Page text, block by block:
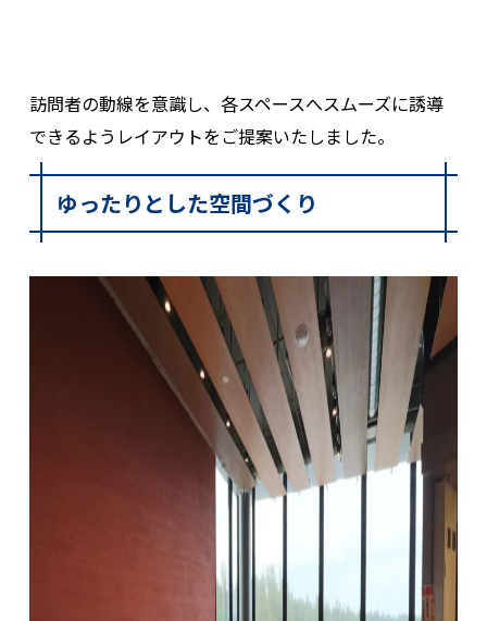
訪問者の動線を意識し、各スペースへスムーズに誘導
できるようレイアウトをご提案いたしました。
ゆったりとした空間づくり